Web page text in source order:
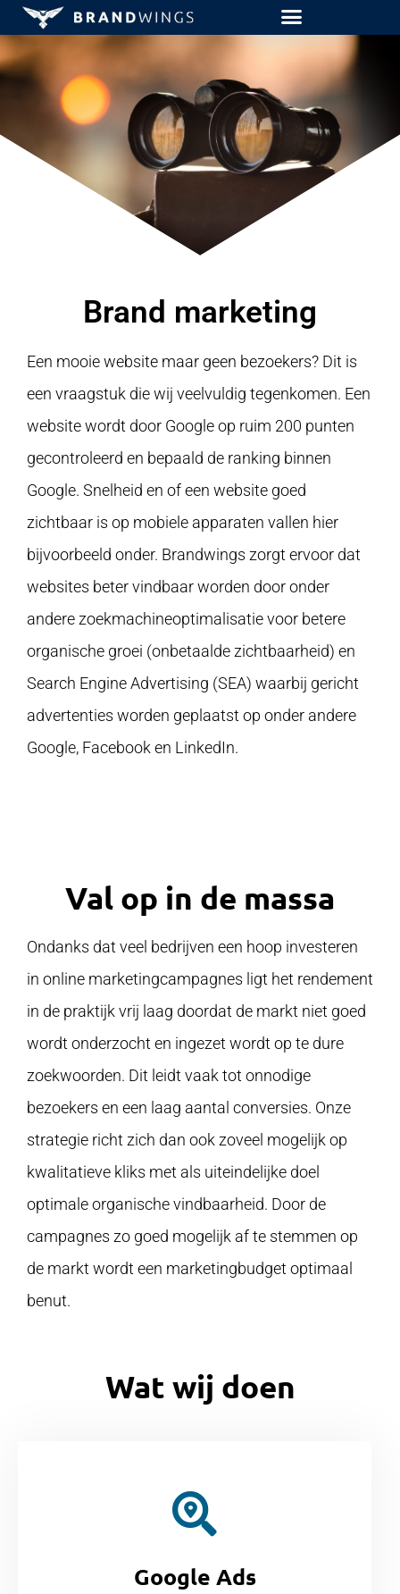
Brand marketing
Een mooie website maar geen bezoekers? Dit is
een vraagstuk die wij veelvuldig tegenkomen. Een
website wordt door Google op ruim 200 punten
gecontroleerd en bepaald de ranking binnen
Google. Snelheid en of een website goed
zichtbaar is op mobiele apparaten vallen hier
bijvoorbeeld onder. Brandwings zorgt ervoor dat
websites beter vindbaar worden door onder
andere zoekmachineoptimalisatie voor betere
organische groei (onbetaalde zichtbaarheid) en
Search Engine Advertising (SEA) waarbij gericht
advertenties worden geplaatst op onder andere
Google, Facebook en LinkedIn.
Val op in de massa
Ondanks dat veel bedrijven een hoop investeren
in online marketingcampagnes ligt het rendement
in de praktijk vrij laag doordat de markt niet goed
wordt onderzocht en ingezet wordt op te dure
zoekwoorden. Dit leidt vaak tot onnodige
bezoekers en een laag aantal conversies. Onze
strategie richt zich dan ook zoveel mogelijk op
kwalitatieve kliks met als uiteindelijke doel
optimale organische vindbaarheid. Door de
campagnes zo goed mogelijk af te stemmen op
de markt wordt een marketingbudget optimaal
benut.
Wat wij doen
Google Ads